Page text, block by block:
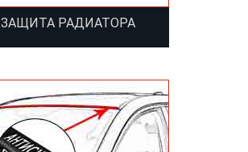
ЗАЩИТА РАДИАТОРА